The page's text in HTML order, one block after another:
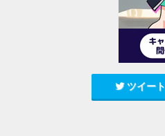
ツイート